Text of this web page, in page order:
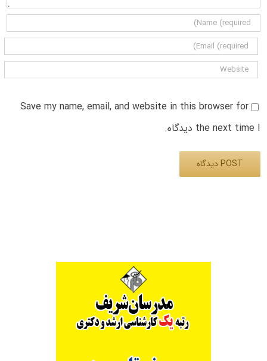
Save my name, email, and website in this browser for
the next time I دیدگاه.